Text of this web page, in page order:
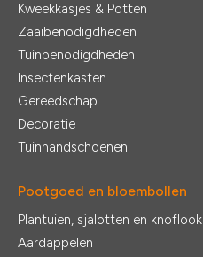
Kweekkasjes & Potten
Zaaibenodigdheden
Tuinbenodigdheden
Insectenkasten
Gereedschap
Decoratie
Tuinhandschoenen
Pootgoed en bloembollen
Plantuien, sjalotten en knoflook
Aardappelen